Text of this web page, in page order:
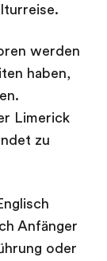
werden
haben,
Limerick
zu
Anfänger
oder